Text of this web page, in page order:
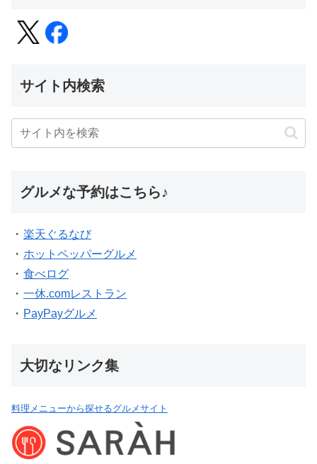
サイト内検索
グルメな予約はこちら♪
・ 楽天ぐるなび
・ ホットペッパーグルメ
・ 食べログ
・ 一休.comレストラン
・ PayPayグルメ
大切なリンク集
料理メニューから探せるグルメサイト